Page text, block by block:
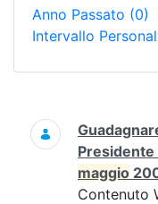
Anno Passato (0)
Intervallo
Ricerca
maggio
Contenuto